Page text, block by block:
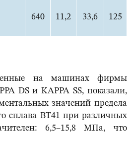
640 11,2 33,6 125
на машинах фирмы
DS и KAPPA SS, показали,
значений предела
сплава ВТ41 при различных
6,5–15,8 МПа, что